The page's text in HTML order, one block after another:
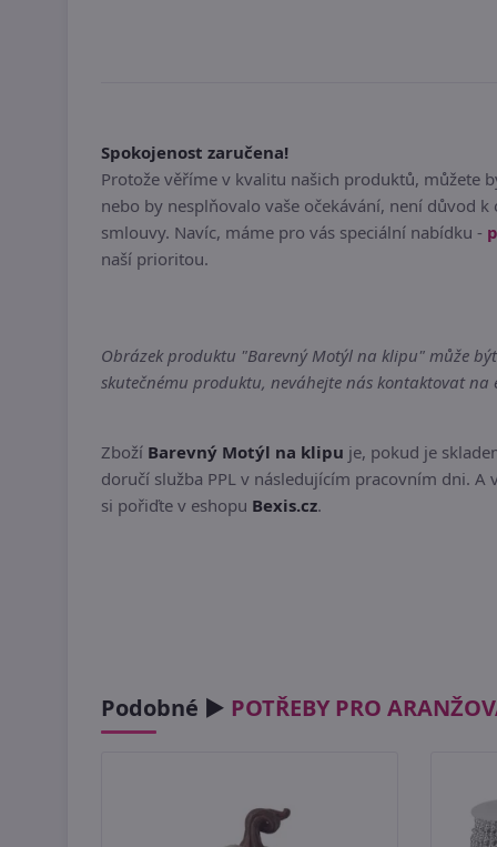
Spokojenost zaručena!
Protože věříme v kvalitu našich produktů, můžete
nebo by nesplňovalo vaše očekávání, není důvod
smlouvy. Navíc, máme pro vás speciální nabídku -
naší prioritou.
Obrázek produktu "Barevný Motýl na klipu" může
skutečnému produktu, neváhejte nás kontaktovat na
Zboží Barevný Motýl na klipu je, pokud je
doručí služba PPL v následujícím pracovním dni. A
si pořiďte v eshopu Bexis.cz.
Podobné ► POTŘEBY PRO